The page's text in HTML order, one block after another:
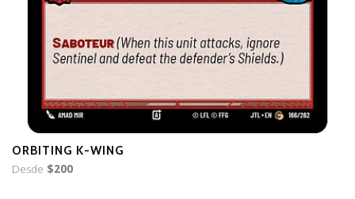
ORBITING K-WING
Desde $200